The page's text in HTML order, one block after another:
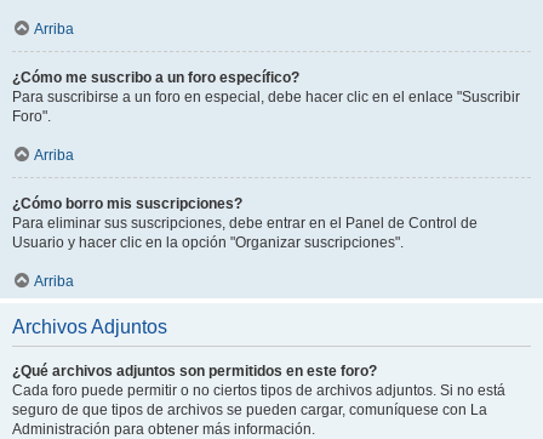
Arriba
¿Cómo me suscribo a un foro específico?
Para suscribirse a un foro en especial, debe hacer clic en el enlace "Suscribir
Foro".
Arriba
¿Cómo borro mis suscripciones?
Para eliminar sus suscripciones, debe entrar en el Panel de Control de
Usuario y hacer clic en la opción "Organizar suscripciones".
Arriba
Archivos Adjuntos
¿Qué archivos adjuntos son permitidos en este foro?
Cada foro puede permitir o no ciertos tipos de archivos adjuntos. Si no está
seguro de que tipos de archivos se pueden cargar, comuníquese con La
Administración para obtener más información.